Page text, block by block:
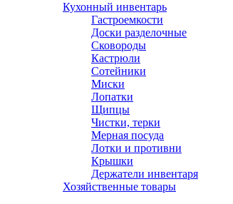
Кухонный инвентарь
Гастроемкости
Доски разделочные
Сковороды
Кастрюли
Сотейники
Миски
Лопатки
Щипцы
Чистки, терки
Мерная посуда
Лотки и противни
Крышки
Держатели инвентаря
Хозяйственные товары